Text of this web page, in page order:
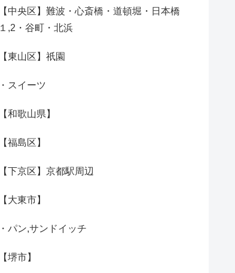
【中央区】難波・心斎橋・道頓堀・日本橋
１,2・谷町・北浜
【東山区】祇園
・スイーツ
【和歌山県】
【福島区】
【下京区】京都駅周辺
【大東市】
・パン,サンドイッチ
【堺市】